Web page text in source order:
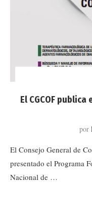
El CGCOF
por
El Consejo General de
presentado el Programa
Nacional de …